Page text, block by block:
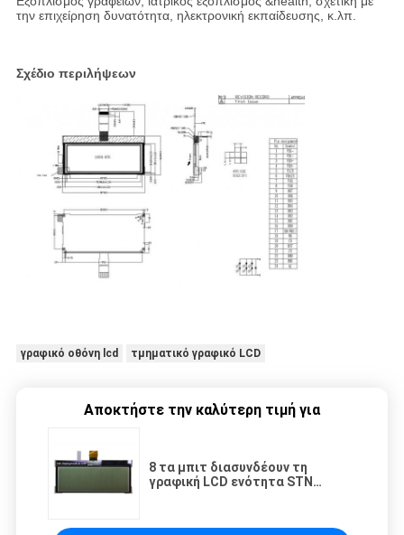
την επιχείρηση δυνατότητα, ηλεκτρονική εκπαίδευσης, κ.λπ.
Σχέδιο περιλήψεων
γραφικό οθόνη lcd τμηματικό γραφικό LCD
Αποκτήστε την καλύτερη τιμή για
8 τα μπιτ διασυνδέουν τη
γραφική LCD ενότητα STN